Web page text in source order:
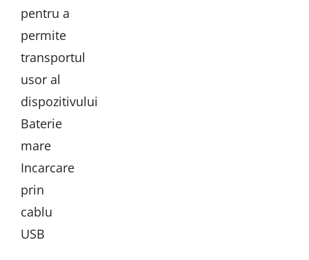
pentru a
permite
transportul
usor al
dispozitivului
Baterie
mare
Incarcare
prin
cablu
USB